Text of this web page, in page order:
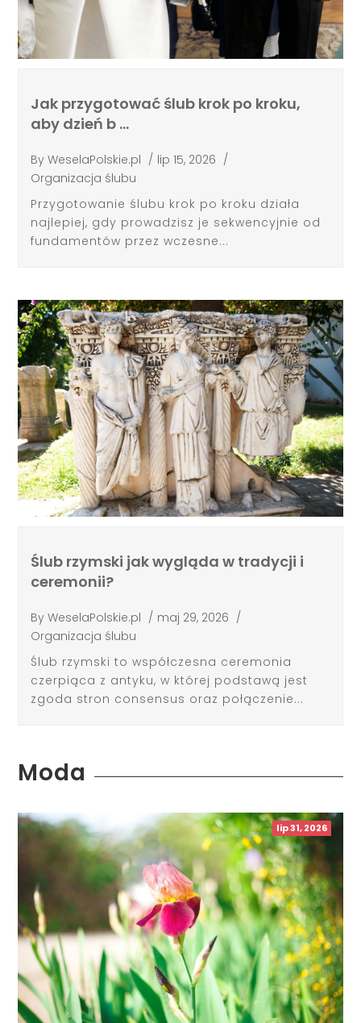
Jak przygotować ślub krok po kroku,
aby dzień b …
ByWeselaPolskie.pl / lip 15, 2026 /
Organizacja ślubu
Przygotowanie ślubu krok po kroku działa
najlepiej, gdy prowadzisz je sekwencyjnie od
fundamentów przez wczesne...
Ślub rzymski jak wygląda w tradycji i
ceremonii?
ByWeselaPolskie.pl / maj 29, 2026 /
Organizacja ślubu
Ślub rzymski to współczesna ceremonia
czerpiąca z antyku, w której podstawą jest
zgoda stron consensus oraz połączenie...
Moda
lip 31, 2026